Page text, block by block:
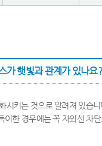
가 햇빛과 관계가 있나요?
키는 것으로 알려져 있습
한 경우에는 꼭 자외선 차